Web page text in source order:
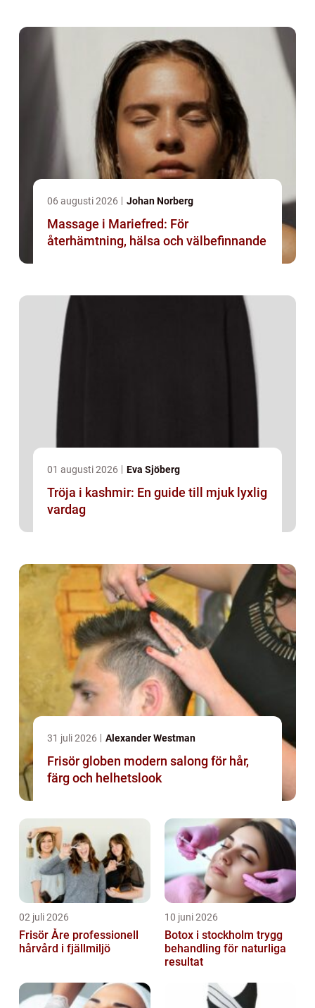
06 augusti 2026 Johan Norberg
Massage i Mariefred: För
återhämtning, hälsa och välbefinnande
01 augusti 2026 Eva Sjöberg
Tröja i kashmir: En guide till mjuk lyxlig
vardag
31 juli 2026 Alexander Westman
Frisör globen modern salong för hår,
färg och helhetslook
02 juli 2026
Frisör Åre professionell
hårvård i fjällmiljö
10 juni 2026
Botox i stockholm trygg
behandling för naturliga
resultat